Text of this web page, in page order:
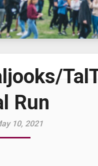
Run
10, 2021